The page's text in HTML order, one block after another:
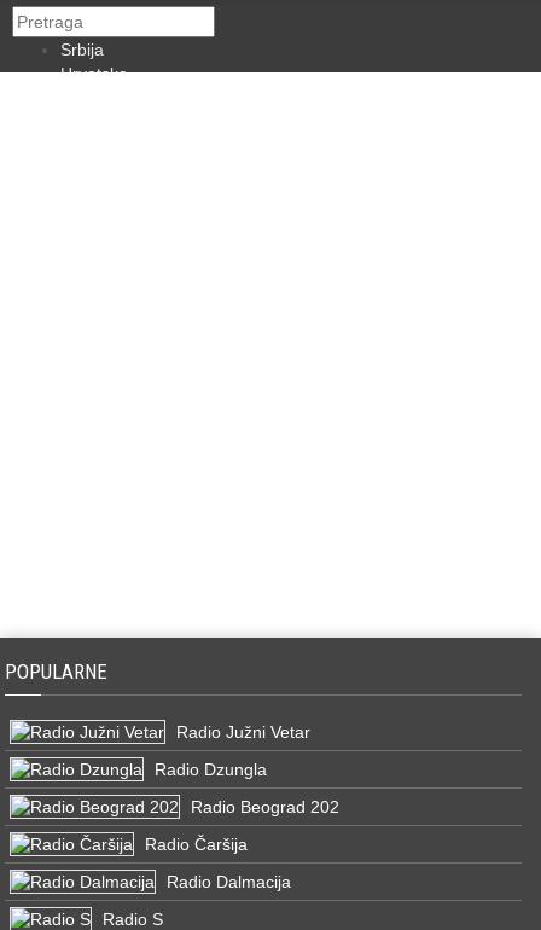
Srbija
Hrvatska
POPULARNE
Radio Južni Vetar
Radio Dzungla
Radio Beograd 202
Radio Čaršija
Radio Dalmacija
Radio S